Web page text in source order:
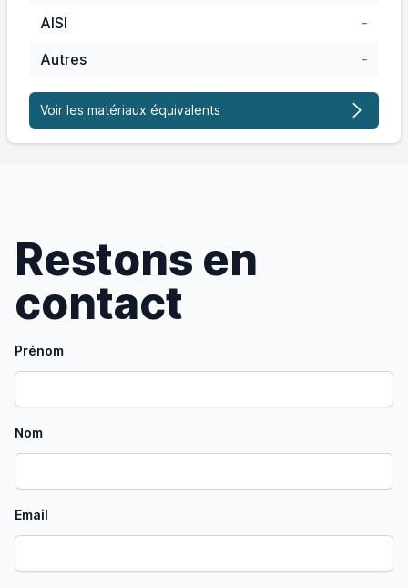
AISI
-
Autres
-
Voir les matériaux équivalents
Restons en
contact
Prénom
Nom
Email